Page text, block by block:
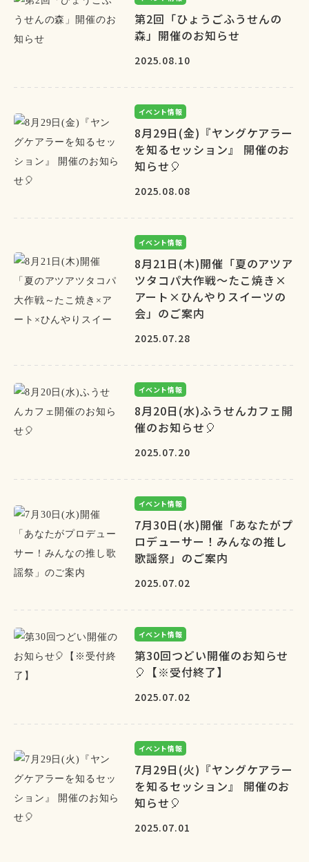
第2回「ひょうごふうせんの
森」開催のお知らせ
2025.08.10
イベント情報
8月29日(金)『ヤングケアラー
を知るセッション』 開催のお
知らせ🎈
2025.08.08
イベント情報
8月21日(木)開催「夏のアツア
ツタコパ大作戦～たこ焼き×
アート×ひんやりスイーツの
会」のご案内
2025.07.28
イベント情報
8月20日(水)ふうせんカフェ開
催のお知らせ🎈
2025.07.20
イベント情報
7月30日(水)開催「あなたがプ
ロデューサー！みんなの推し
歌謡祭」のご案内
2025.07.02
イベント情報
第30回つどい開催のお知らせ
🎈【※受付終了】
2025.07.02
イベント情報
7月29日(火)『ヤングケアラー
を知るセッション』 開催のお
知らせ🎈
2025.07.01